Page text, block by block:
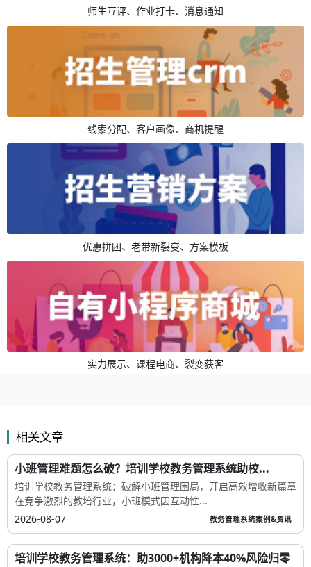
师生互评、作业打卡、消息通知
线索分配、客户画像、商机提醒
优惠拼团、老带新裂变、方案模板
实力展示、课程电商、裂变获客
相关文章
小班管理难题怎么破？培训学校教务管理系统助校...
培训学校教务管理系统：破解小班管理困局，开启高效增收新篇章
在竞争激烈的教培行业，小班模式因互动性...
2026-08-07
教务管理系统案例&资讯
培训学校教务管理系统：助3000+机构降本40%风险归零